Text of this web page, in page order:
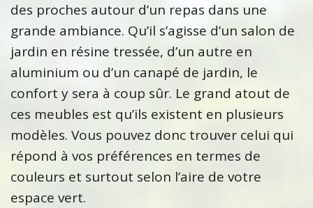
des proches autour d’un repas dans une
grande ambiance. Qu’il s’agisse d’un salon de
jardin en résine tressée, d’un autre en
aluminium ou d’un canapé de jardin, le
confort y sera à coup sûr. Le grand atout de
ces meubles est qu’ils existent en plusieurs
modèles. Vous pouvez donc trouver celui qui
répond à vos préférences en termes de
couleurs et surtout selon l’aire de votre
espace vert.